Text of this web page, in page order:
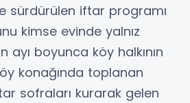
sürdürülen iftar programı
kimse evinde yalnız
ayı boyunca köy halkının
konağında toplanan
sofraları kurarak gelen